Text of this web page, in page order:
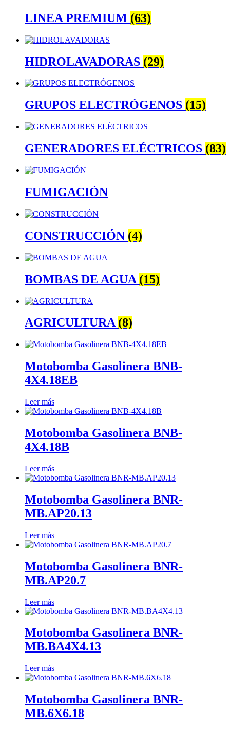
LINEA PREMIUM (63)
HIDROLAVADORAS (29)
GRUPOS ELECTRÓGENOS (15)
GENERADORES ELÉCTRICOS (83)
FUMIGACIÓN
CONSTRUCCIÓN (4)
BOMBAS DE AGUA (15)
AGRICULTURA(8)
Motobomba Gasolinera BNB-
4X4.18EB
Leer más
Motobomba Gasolinera BNB-
4X4.18B
Leer más
Motobomba Gasolinera BNR-
MB.AP20.13
Leer más
Motobomba Gasolinera BNR-
MB.AP20.7
Leer más
Motobomba Gasolinera BNR-
MB.BA4X4.13
Leer más
Motobomba Gasolinera BNR-
MB.6X6.18